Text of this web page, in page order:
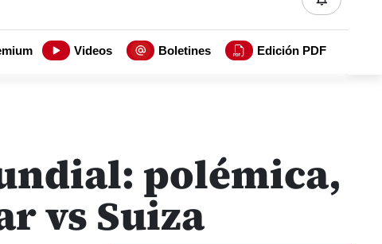
Videos Boletines Edición PDF
polémica,
vs Suiza